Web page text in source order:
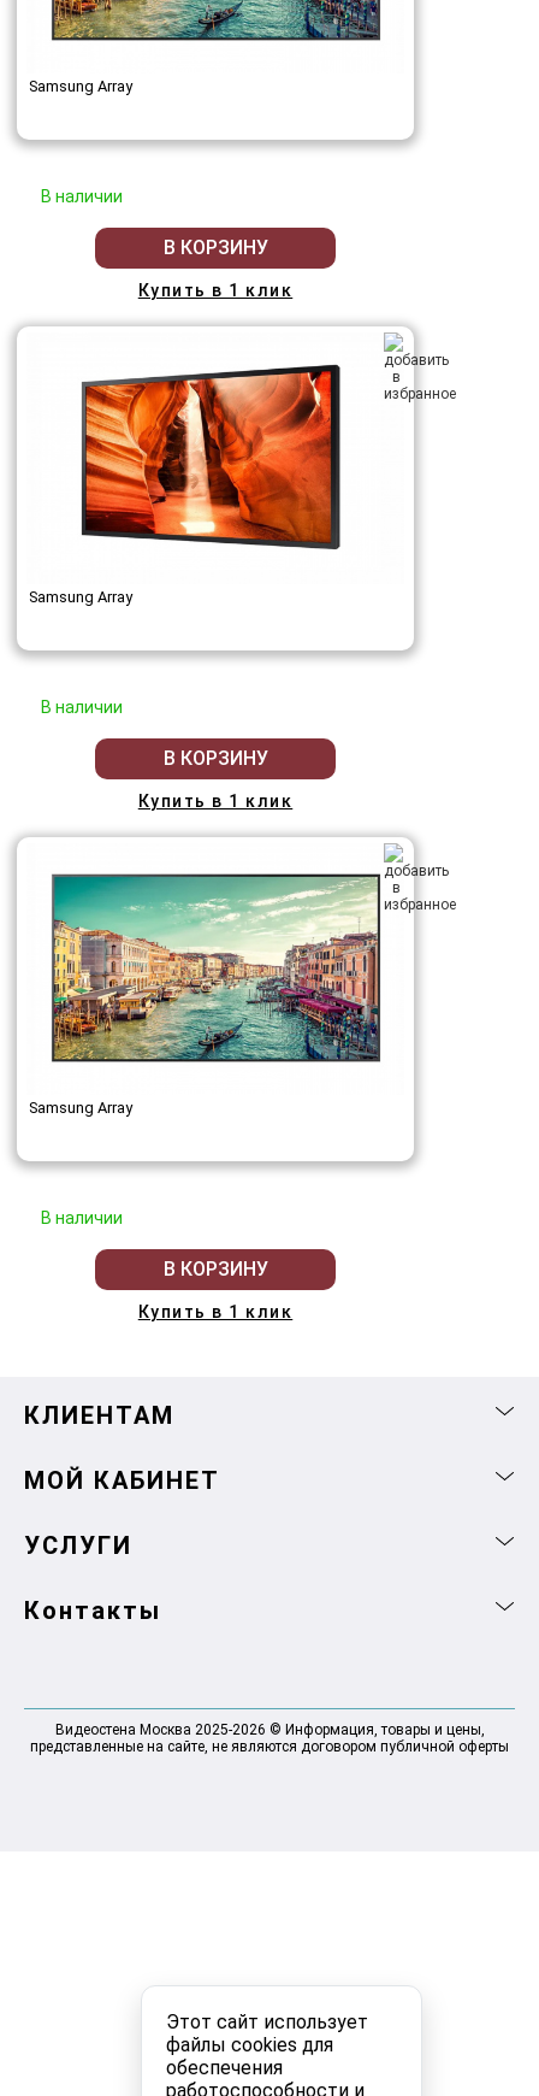
Этот сайт использует
файлы cookies для
обеспечения
работоспособности и
Samsung Array
В наличии
В КОРЗИНУ
Купить в 1 клик
Samsung Array
В наличии
В КОРЗИНУ
Купить в 1 клик
Samsung Array
В наличии
В КОРЗИНУ
Купить в 1 клик
КЛИЕНТАМ
МОЙ КАБИНЕТ
УСЛУГИ
Контакты
Видеостена Москва 2025-2026 © Информация, товары и цены,
представленные на сайте, не являются договором публичной оферты